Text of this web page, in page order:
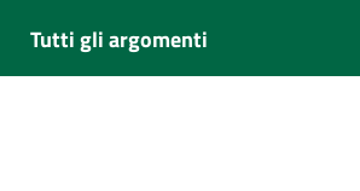
Tutti gli argomenti